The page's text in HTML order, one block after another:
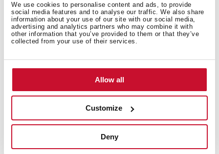
We use cookies to personalise content and ads, to provide
social media features and to analyse our traffic. We also share
information about your use of our site with our social media,
advertising and analytics partners who may combine it with
other information that you’ve provided to them or that they’ve
collected from your use of their services.
Allow all
Customize
Deny
MultiFlex